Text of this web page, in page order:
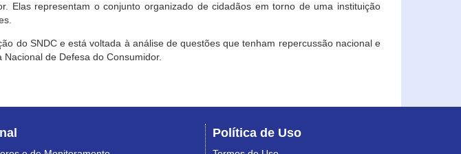
Elas representam o conjunto organizado de cidadãos em torno de uma instituição
do SNDC e está voltada à análise de questões que tenham repercussão nacional e
de Defesa do Consumidor.
Política de Uso